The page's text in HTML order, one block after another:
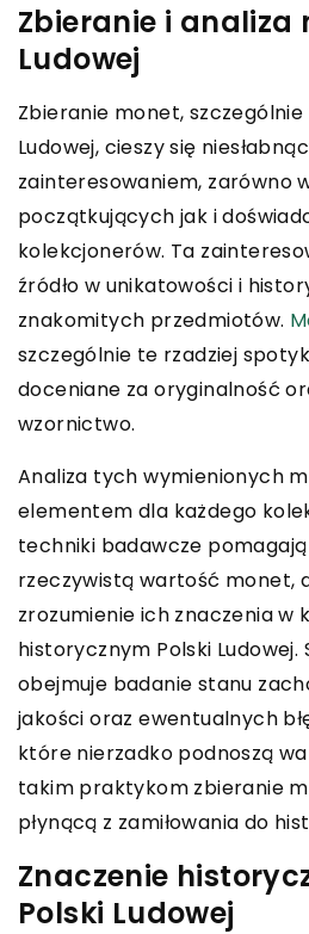
Zbieranie i analiza
Ludowej
Zbieranie monet, szczególnie
Ludowej, cieszy się
zainteresowaniem, zarówno
początkujących jak i
kolekcjonerów. Ta
źródło w unikatowości i
znakomitych przedmiotów.
szczególnie te rzadziej
doceniane za oryginalność
wzornictwo.
Analiza tych wymienionych
elementem dla każdego
techniki badawcze
rzeczywistą wartość monet,
zrozumienie ich znaczenia w
historycznym Polski
obejmuje badanie stanu
jakości oraz ewentualnych
które nierzadko podnoszą
takim praktykom zbieranie
płynącą z zamiłowania do
Znaczenie
Polski Ludowej